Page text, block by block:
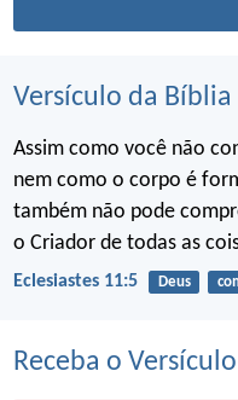
Versículo da Bíblia
Assim como você não
nem como o corpo é
também não pode
o Criador de todas as
Eclesiastes 11:5 Deus
Receba o